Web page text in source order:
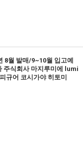
8월 발매/9~10월 입고예
주식회사 마지루미에 lumi
규어 코시가야 히토미